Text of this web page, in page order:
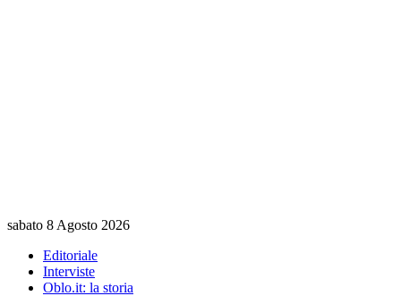
sabato 8 Agosto 2026
Editoriale
Interviste
Oblo.it: la storia